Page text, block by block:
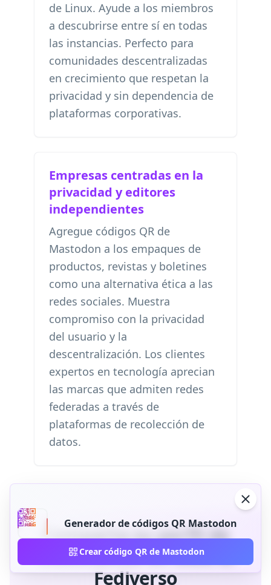
de Linux. Ayude a los miembros
a descubrirse entre sí en todas
las instancias. Perfecto para
comunidades descentralizadas
en crecimiento que respetan la
privacidad y sin dependencia de
plataformas corporativas.
Empresas centradas en la
privacidad y editores
independientes
Agregue códigos QR de
Mastodon a los empaques de
productos, revistas y boletines
como una alternativa ética a las
redes sociales. Muestra
compromiso con la privacidad
del usuario y la
descentralización. Los clientes
expertos en tecnología aprecian
las marcas que admiten redes
federadas a través de
plataformas de recolección de
datos.
Comparta su perfil de
Mastodonte en todo el
Fediverso
Generador de códigos QR Mastodon
Crear código QR de Mastodon